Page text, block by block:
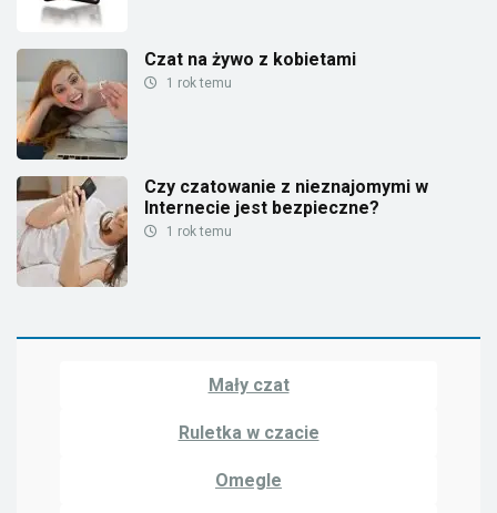
Czat na żywo z kobietami
1 rok temu
Czy czatowanie z nieznajomymi w
Internecie jest bezpieczne?
1 rok temu
Mały czat
Ruletka w czacie
Omegle